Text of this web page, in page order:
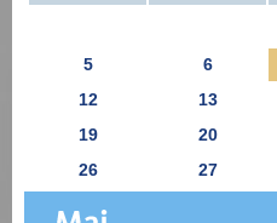
5
6
12
13
19
20
26
27